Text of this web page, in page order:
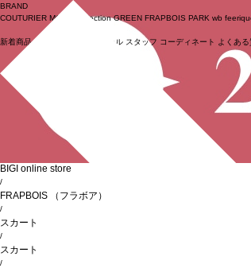
ログイン
BRAND
COUTURIER MOGA Collection GREEN FRAPBOIS PARK wb
新着商品 (ライブ) セール スタッフ コーディネート よくある
BIGI online store
/
FRAPBOIS （フラボア）
/
スカート
/
スカート
/